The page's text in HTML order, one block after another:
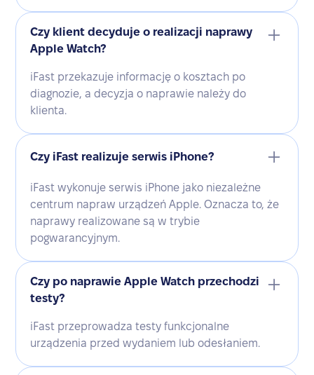
Czy klient decyduje o realizacji naprawy
Apple Watch?
iFast przekazuje informację o kosztach po
diagnozie, a decyzja o naprawie należy do
klienta.
Czy iFast realizuje serwis iPhone?
iFast wykonuje serwis iPhone jako niezależne
centrum napraw urządzeń Apple. Oznacza to, że
naprawy realizowane są w trybie
pogwarancyjnym.
Czy po naprawie Apple Watch przechodzi
testy?
iFast przeprowadza testy funkcjonalne
urządzenia przed wydaniem lub odesłaniem.